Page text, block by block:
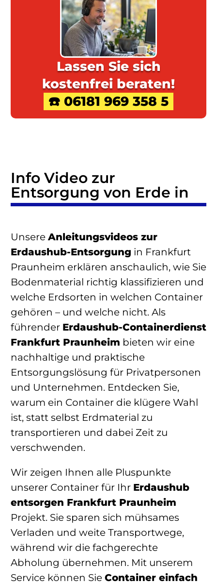
Lassen Sie sich
kostenfrei beraten!
☎️ 06181 969 358 5
Info Video zur
Entsorgung von Erde in
Unsere Anleitungsvideos zur
Erdaushub-Entsorgung in Frankfurt
Praunheim erklären anschaulich, wie Sie
Bodenmaterial richtig klassifizieren und
welche Erdsorten in welchen Container
gehören – und welche nicht. Als
führender Erdaushub-Containerdienst
Frankfurt Praunheim bieten wir eine
nachhaltige und praktische
Entsorgungslösung für Privatpersonen
und Unternehmen. Entdecken Sie,
warum ein Container die klügere Wahl
ist, statt selbst Erdmaterial zu
transportieren und dabei Zeit zu
verschwenden.
Wir zeigen Ihnen alle Pluspunkte
unserer Container für Ihr Erdaushub
entsorgen Frankfurt Praunheim
Projekt. Sie sparen sich mühsames
Verladen und weite Transportwege,
während wir die fachgerechte
Abholung übernehmen. Mit unserem
Service können Sie Container einfach